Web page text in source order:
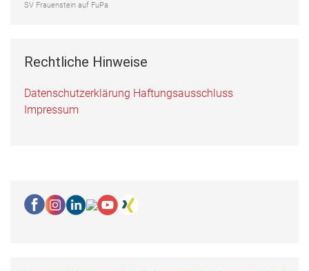
SV Frauenstein auf FuPa
Rechtliche Hinweise
Datenschutzerklärung Haftungsausschluss
Impressum